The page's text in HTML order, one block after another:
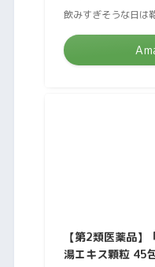
飲みすぎそうな日は
【第2類医薬品
湯エキス顆粒 45